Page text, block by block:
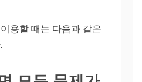
용할 때는 다음과 같은